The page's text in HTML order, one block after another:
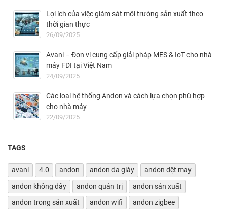
Lợi ích của việc giám sát môi trường sản xuất theo
thời gian thực
26/09/2025
Avani – Đơn vị cung cấp giải pháp MES & IoT cho nhà
máy FDI tại Việt Nam
24/09/2025
Các loại hệ thống Andon và cách lựa chọn phù hợp
cho nhà máy
22/09/2025
TAGS
avani 4.0 andon andon da giày
andon dệt may
andon không dây
andon quản trị
andon sản xuất
andon trong sản xuất
andon wifi
andon zigbee